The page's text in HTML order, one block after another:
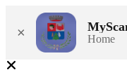
× Home